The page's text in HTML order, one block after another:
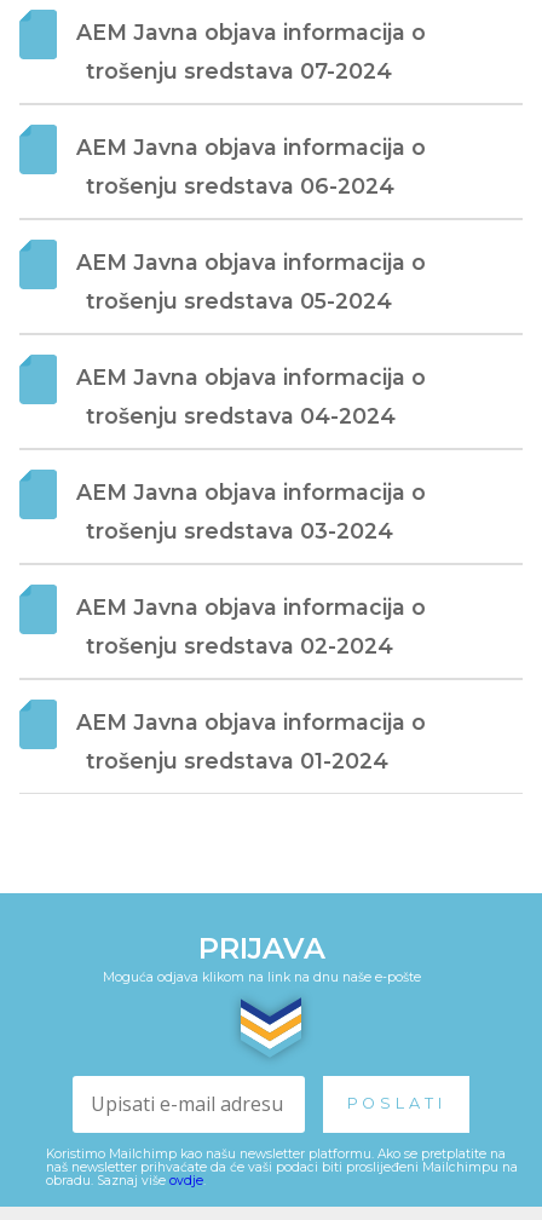
AEM Javna objava informacija o
trošenju sredstava 07-2024
AEM Javna objava informacija o
trošenju sredstava 06-2024
AEM Javna objava informacija o
trošenju sredstava 05-2024
AEM Javna objava informacija o
trošenju sredstava 04-2024
AEM Javna objava informacija o
trošenju sredstava 03-2024
AEM Javna objava informacija o
trošenju sredstava 02-2024
AEM Javna objava informacija o
trošenju sredstava 01-2024
PRIJAVA
Moguća odjava klikom na link na dnu naše e-pošte
Koristimo Mailchimp kao našu newsletter platformu. Ako se pretplatite na
naš newsletter prihvaćate da će vaši podaci biti proslijeđeni Mailchimpu na
obradu. Saznaj više ovdje